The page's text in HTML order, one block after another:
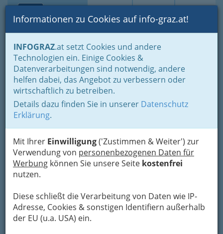
Suche Login Toggle
Informationen zu Cookies auf info-graz.at!
INFOGRAZ.at setzt Cookies und andere
Technologien ein. Einige Cookies &
Datenverarbeitungen sind notwendig, andere
helfen dabei, das Angebot zu verbessern oder
wirtschaftlich zu betreiben.
Details dazu finden Sie in unserer Datenschutz
Erklärung.
Mit Ihrer Einwilligung('Zustimmen & Weiter') zur
Verwendung von personenbezogenen Daten für
Werbung können Sie unsere Seite kostenfrei
nutzen.
Diese schließt die Verarbeitung von Daten wie IP-
Adresse, Cookies & sonstigen Identifiern außerhalb
der EU (u.a. USA) ein.
Home Branchen
Gewerbe, Handwerk, Banken
Gewerbe & Handwerk, Gliederung der WKO
Buchbinder, Kartonagewaren- & Etuierzeuger
Buchbinder,
Kartonagewaren- &
Etuierzeuger
Vom Buchbinder bzw. Buchbinderinnen bis zu Etuierzeuger
bzw. Etuierzeugerinnen! Einfach die gewünschte Kategorie
anklicken!